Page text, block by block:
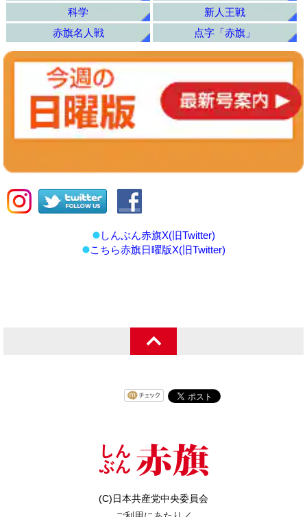
科学
新人王戦
赤旗名人戦
点字「赤旗」
しんぶん赤旗X(旧Twitter)
こちら赤旗日曜版X(旧Twitter)
(C)日本共産党中央委員会